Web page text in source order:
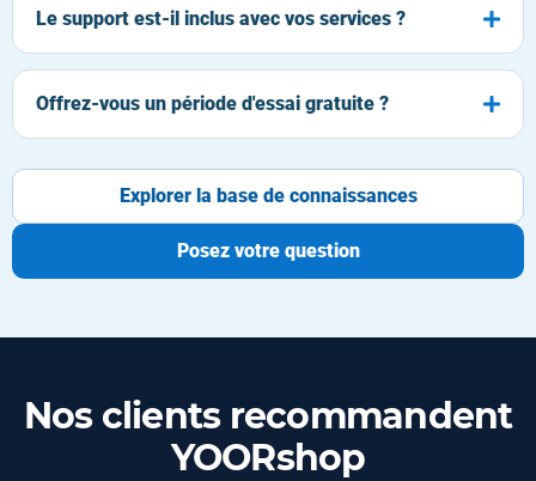
Le support est-il inclus avec vos services ?
Offrez-vous un période d'essai gratuite ?
Explorer la base de connaissances
Posez votre question
Nos clients recommandent
YOORshop